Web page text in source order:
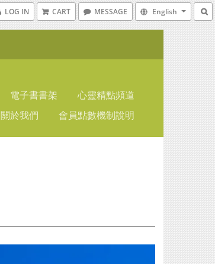
LOG IN CART MESSAGE English
電子書書架
心靈精點頻道
關於我們 會員點數機制說明